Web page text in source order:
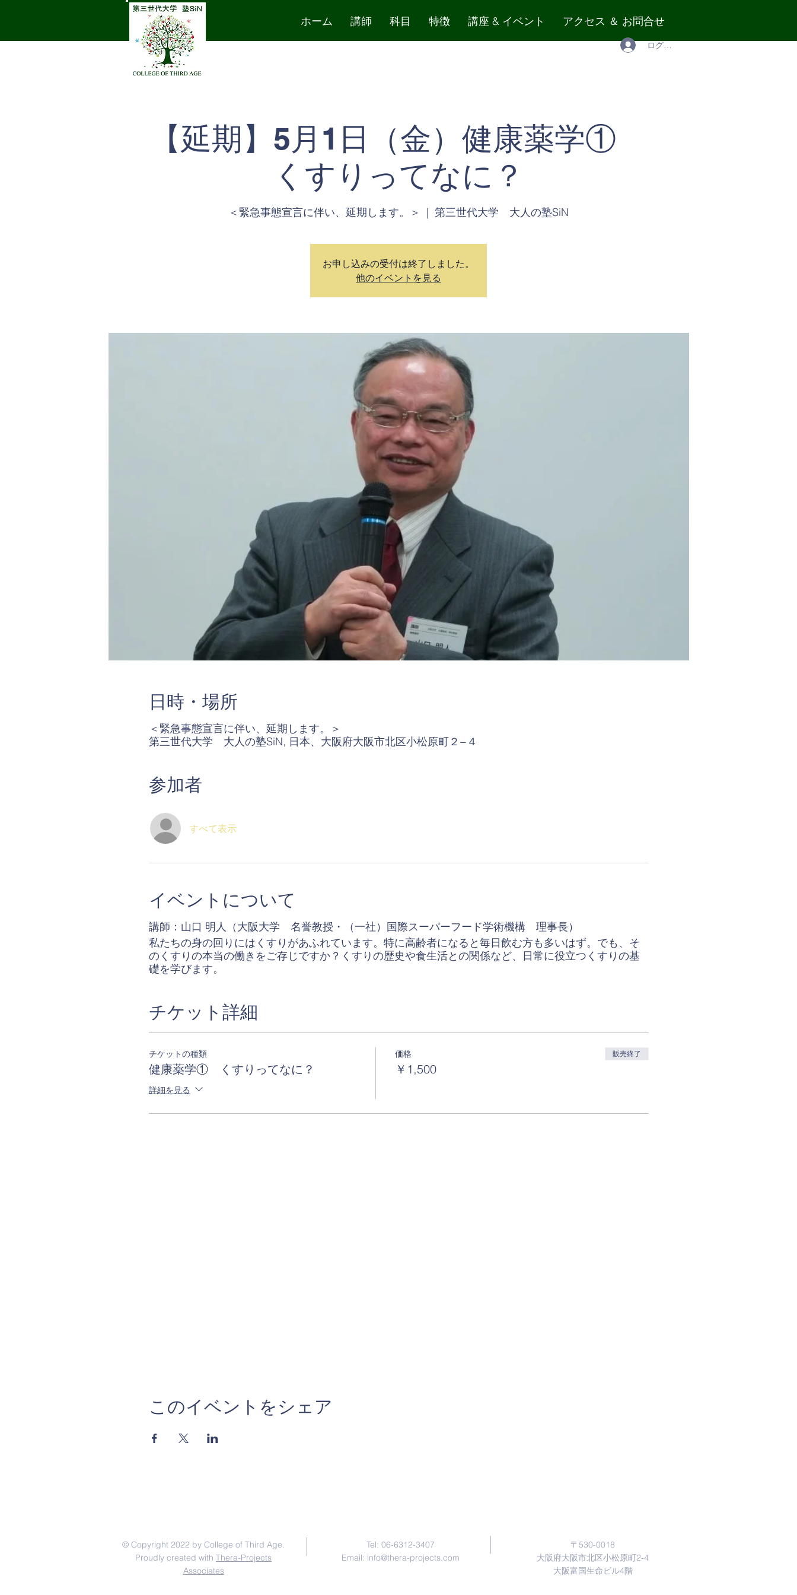
ホーム 講師 科目 特徴 講座 & イベント アクセス ＆ お問合せ
ログイン
【延期】5月1日（金）健康薬学①
くすりってなに？
＜緊急事態宣言に伴い、延期します。＞
  |
第三世代大学 大人の塾SiN
お申し込みの受付は終了しました。
他のイベントを見る
日時・場所
＜緊急事態宣言に伴い、延期します。＞
第三世代大学 大人の塾SiN, 日本、大阪府大阪市北区小松原町２−４
参加者
すべて表示
イベントについて
講師：山口 明人（大阪大学 名誉教授・（一社）国際スーパーフード学術機構 理事長）
私たちの身の回りにはくすりがあふれています。特に高齢者になると毎日飲む方も多いはず。でも、そ
のくすりの本当の働きをご存じですか？くすりの歴史や食生活との関係など、日常に役立つくすりの基
礎を学びます。
チケット詳細
チケットの種類
健康薬学① くすりってなに？
詳細を見る
価格
￥1,500
販売終了
このイベントをシェア
© Copyright 2022 by College of Third Age.
Proudly created with Thera-Projects
Associates
Tel: 06-6312-3407
Email: info@thera-projects.com
〒530-0018
大阪府大阪市北区小松原町2‐4
​大阪富国生命ビル4階